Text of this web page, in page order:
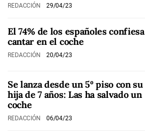
REDACCIÓN 29/04/23
El 74% de los españoles confiesa
cantar en el coche
REDACCIÓN 20/04/23
Se lanza desde un 5º piso con su
hija de 7 años: Las ha salvado un
coche
REDACCIÓN 06/04/23